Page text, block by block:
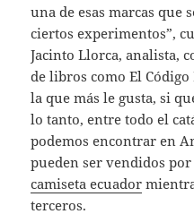
una de esas marcas que
ciertos experimentos”,
Jacinto Llorca, analista,
de libros como El
la que más le gusta, si
lo tanto, entre todo el
podemos encontrar en
pueden ser vendidos
camiseta ecuador
terceros.